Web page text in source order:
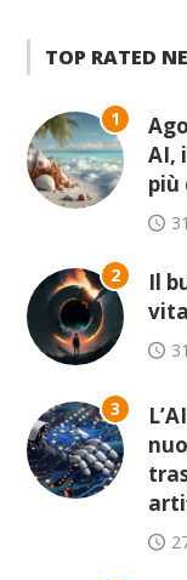
TOP RATED
1
AI,
più
2
Il
3